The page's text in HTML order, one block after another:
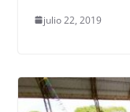
julio 22, 2019